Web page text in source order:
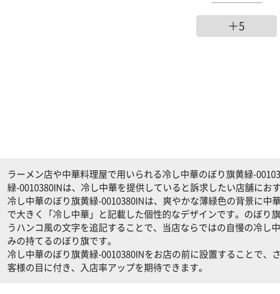
＋5
ラーメン店や中華料理屋で用いられる冷し中華のぼり旗黄緑-
緑-0010380INは、冷し中華を提供していると訴求したい店舗にお
冷し中華のぼり旗黄緑-0010380INは、爽やかな薄緑色の背景に中
で大きく「冷し中華」と記載した個性的なデザインです。のぼり
うハンコ風の文字を追記することで、当店ならではの自慢の冷し
みの持てるのぼり旗です。
冷し中華のぼり旗黄緑-0010380INをお店の前に設置することで、
客様の目に付き、入店率アップを期待できます。